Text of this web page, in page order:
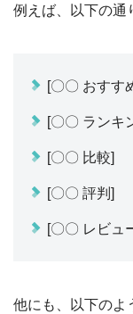
例えば、以下の通
[〇〇 おすす
[〇〇 ランキ
[〇〇 比較]
[〇〇 評判]
[〇〇 レビュ
他にも、以下のよ